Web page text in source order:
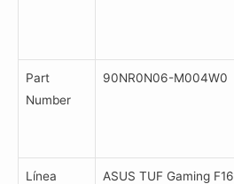
Part
Number
90NR0N06-M004W0
Línea ASUS TUF Gaming F16